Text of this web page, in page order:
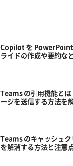
Copilot を PowerPoint
ライドの作成や要約な
Teams の引用機能と
ージを送信する方法を
Teams のキャッシュ
を解消する方法と注意